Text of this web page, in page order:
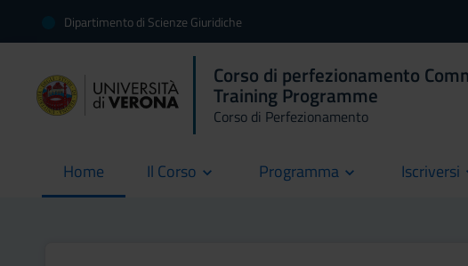
Dipartimento di Scienze Giuridiche
Corso di perfezionamento
Training Programme
Corso di Perfezionamento
Home
current Il Corso Programma Iscriversi